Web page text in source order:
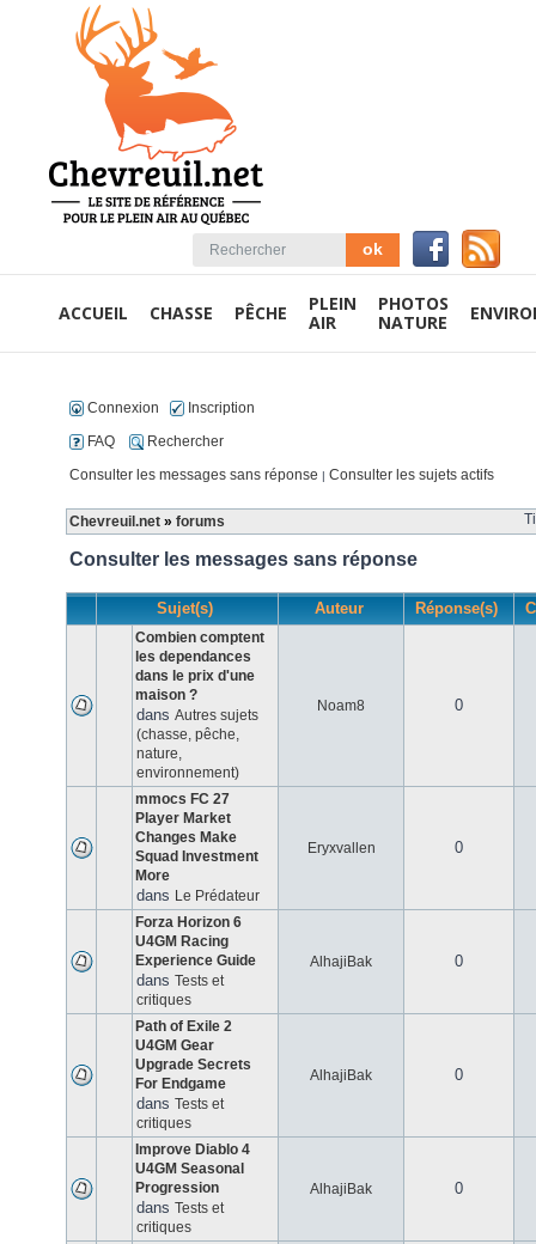
ACCUEIL CHASSE PÊCHE
PLEIN
AIR
PHOTOS
NATURE
Connexion
Inscription
FAQ
Rechercher
Consulter les messages sans réponse | Consulter les sujets actifs
Chevreuil.net » forums
Consulter les messages sans réponse
Sujet(s) Auteur Réponse(s)
Combien comptent
les dependances
dans le prix d'une
maison ?
dans Autres sujets
(chasse, pêche,
nature,
environnement)
Noam8 0
mmocs FC 27
Player Market
Changes Make
Squad Investment
More
dans Le Prédateur
Eryxvallen 0
Forza Horizon 6
U4GM Racing
Experience Guide
dans Tests et
critiques
AlhajiBak 0
Path of Exile 2
U4GM Gear
Upgrade Secrets
For Endgame
dans Tests et
critiques
AlhajiBak 0
Improve Diablo 4
U4GM Seasonal
Progression
dans Tests et
critiques
AlhajiBak 0